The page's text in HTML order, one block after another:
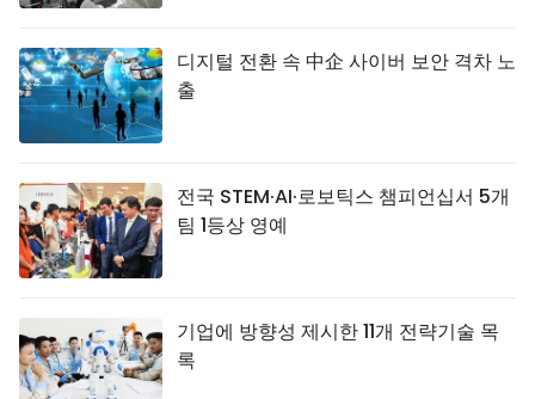
디지털 전환 속 中企 사이버 보안 격차 노
출
전국 STEM·AI·로보틱스 챔피언십서 5개
팀 1등상 영예
기업에 방향성 제시한 11개 전략기술 목
록